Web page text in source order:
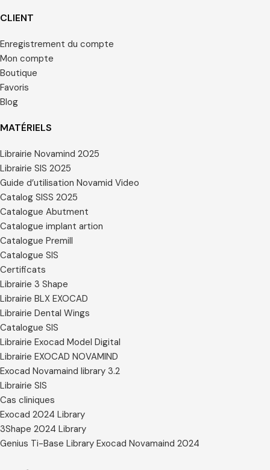
CLIENT
Enregistrement du compte
Mon compte
Boutique
Favoris
Blog
MATÉRIELS
Librairie Novamind 2025
Librairie SIS 2025
Guide d’utilisation Novamid Video
Catalog SISS 2025
Catalogue Abutment
Catalogue implant artion
Catalogue Premill
Catalogue SIS
Certificats
Librairie 3 Shape
Librairie BLX EXOCAD
Librairie Dental Wings
Catalogue SIS
Librairie Exocad Model Digital
Librairie EXOCAD NOVAMIND
Exocad Novamaind library 3.2
Librairie SIS
Cas cliniques
Exocad 2024 Library
3Shape 2024 Library
Genius Ti-Base Library Exocad Novamaind 2024